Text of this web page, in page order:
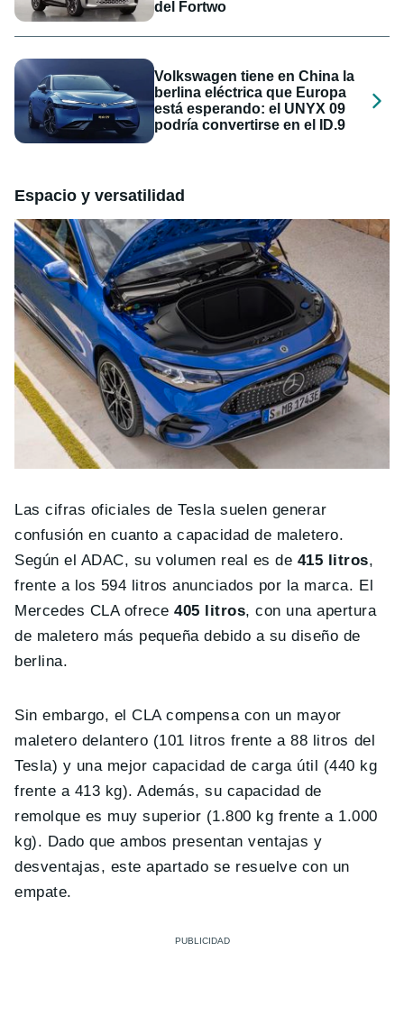
del Fortwo
Volkswagen tiene en China la
berlina eléctrica que Europa
está esperando: el UNYX 09
podría convertirse en el ID.9
Espacio y versatilidad
Las cifras oficiales de Tesla suelen generar
confusión en cuanto a capacidad de maletero.
Según el ADAC, su volumen real es de 415 litros,
frente a los 594 litros anunciados por la marca. El
Mercedes CLA ofrece405 litros, con una apertura
de maletero más pequeña debido a su diseño de
berlina.
Sin embargo, el CLA compensa con un mayor
maletero delantero (101 litros frente a 88 litros del
Tesla) y una mejor capacidad de carga útil (440 kg
frente a 413 kg). Además, su capacidad de
remolque es muy superior (1.800 kg frente a 1.000
kg). Dado que ambos presentan ventajas y
desventajas, este apartado se resuelve con un
empate.